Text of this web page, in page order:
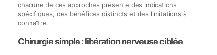
chacune de ces approches présente des indications
spécifiques, des bénéfices distincts et des limitations à
connaître.
Chirurgie simple : libération nerveuse ciblée